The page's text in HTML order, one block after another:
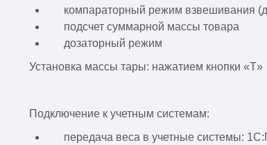
компараторный режим взвешивания
подсчет суммарной массы товара
дозаторный режим
Установка массы тары: нажатием кнопки «T»
Подключение к учетным системам:
передача веса в учетные системы: